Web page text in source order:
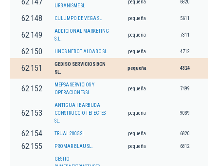
62.147
URBANISME SL
pequeña 6820
62.148 CULUMPO DE VEGA SL pequeña 5611
62.149
ADDICIONAL MARKETING
S.L.
pequeña 7311
62.150 HNOS NEBOT ALDABO SL. pequeña 4712
62.151
GEDISO SERVICIOS BCN
SL.
pequeña 4324
62.152
MEPSA SERVICIOS Y
OPERACIONES SL
pequeña 7499
62.153
ANTIGUA I BARBUDA
CONSTRUCCIO I EFECTES
SL.
pequeña 9039
62.154 TRUAL 2005 SL pequeña 6820
62.155 PROMAR BLAU SL. pequeña 6812
GESTIO